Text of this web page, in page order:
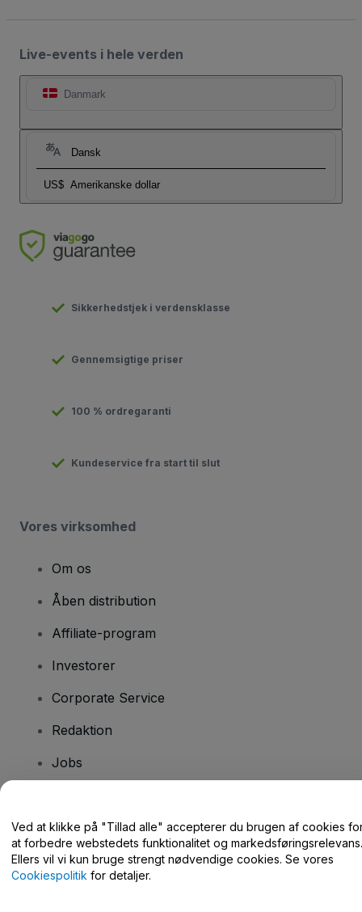
Live-events i hele verden
Danmark
Dansk
US$ Amerikanske dollar
Sikkerhedstjek i verdensklasse
Gennemsigtige priser
100 % ordregaranti
Kundeservice fra start til slut
Vores virksomhed
Om os
Åben distribution
Affiliate-program
Investorer
Corporate Service
Redaktion
Jobs
Har du spørgsmål?
Hjælpecenter / Kontakt os
Ved at klikke på "Tillad alle" accepterer du brugen af cookies
at forbedre webstedets funktionalitet og markedsføringsrelevans.
Ellers vil vi kun bruge strengt nødvendige cookies. Se vores
Cookiespolitik for detaljer.